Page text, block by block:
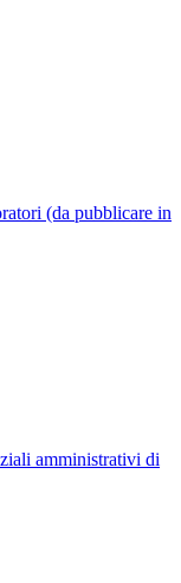
(da pubblicare in
amministrativi di